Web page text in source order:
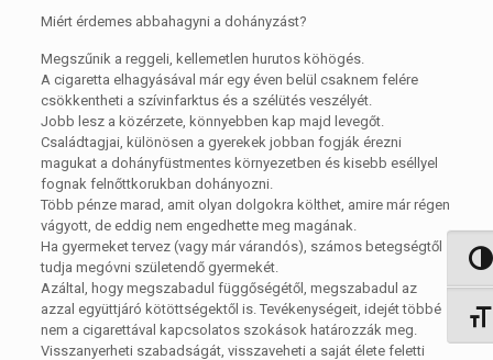
Miért érdemes abbahagyni a dohányzást?
Megszűnik a reggeli, kellemetlen hurutos köhögés.
A cigaretta elhagyásával már egy éven belül csaknem felére
csökkentheti a szívinfarktus és a szélütés veszélyét.
Jobb lesz a közérzete, könnyebben kap majd levegőt.
Családtagjai, különösen a gyerekek jobban fogják érezni
magukat a dohányfüstmentes környezetben és kisebb eséllyel
fognak felnőttkorukban dohányozni.
Több pénze marad, amit olyan dolgokra költhet, amire már régen
vágyott, de eddig nem engedhette meg magának.
Ha gyermeket tervez (vagy már várandós), számos betegségtől
tudja megóvni születendő gyermekét.
Azáltal, hogy megszabadul függőségétől, megszabadul az
azzal együttjáró kötöttségektől is. Tevékenységeit, idejét többé
nem a cigarettával kapcsolatos szokások határozzák meg.
Visszanyerheti szabadságát, visszaveheti a saját élete feletti